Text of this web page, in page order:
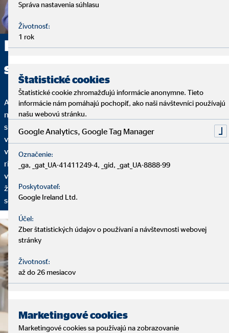
Poskytujeme komplexné
sprostredkovanie
Analýza, finančné riešenie a servis – to sú základné kamene
našich služieb. Začíname analytickým rozhovorom, pri ktorom
si vyhradíme dostatok času na to, aby sme vás spoznali: Aká je
vaša finančná situácia? Máte už plány do budúcnosti? Aké sú
vaše želania a ciele? Na základe toho vám ponúkneme finančné
riešenie nastavené na vaše individuálne požiadavky. Aby sme
vaše finančné plány mohli prispôsobovať vašim aktuálnym
životným okolnostiam, pravidelne sa budeme stretávať na
servisných rozhovoroch.
Správa nastavenia súhlasu
Životnosť:
1 rok
Štatistické cookies
Štatistické cookie zhromažďujú informácie anonymne. Tieto
informácie nám pomáhajú pochopiť, ako naši návštevníci používajú
našu webovú stránku.
Google Analytics, Google Tag Manager
Označenie:
_ga, _gat_UA-41411249-4, _gid, _gat_UA-8888-99
Poskytovateľ:
Google Ireland Ltd.
Účel:
Zber štatistických údajov o používaní a návštevnosti webovej
stránky
Životnosť:
až do 26 mesiacov
Marketingové cookies
Marketingové cookies sa používajú na zobrazovanie